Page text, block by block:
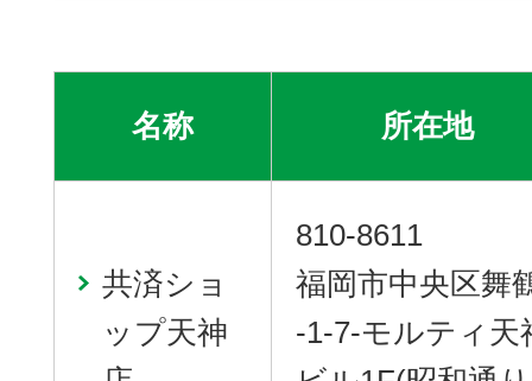
名称 所在地
共済ショ
ップ天神
810-8611
福岡市中央区舞
-1-7-モルティ天